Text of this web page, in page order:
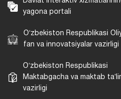
yagona portali
Oʻzbekiston Respublikasi
fan va innovatsiyalar vazirligi
Oʻzbekiston Respublikasi
Maktabgacha va maktab
vazirligi